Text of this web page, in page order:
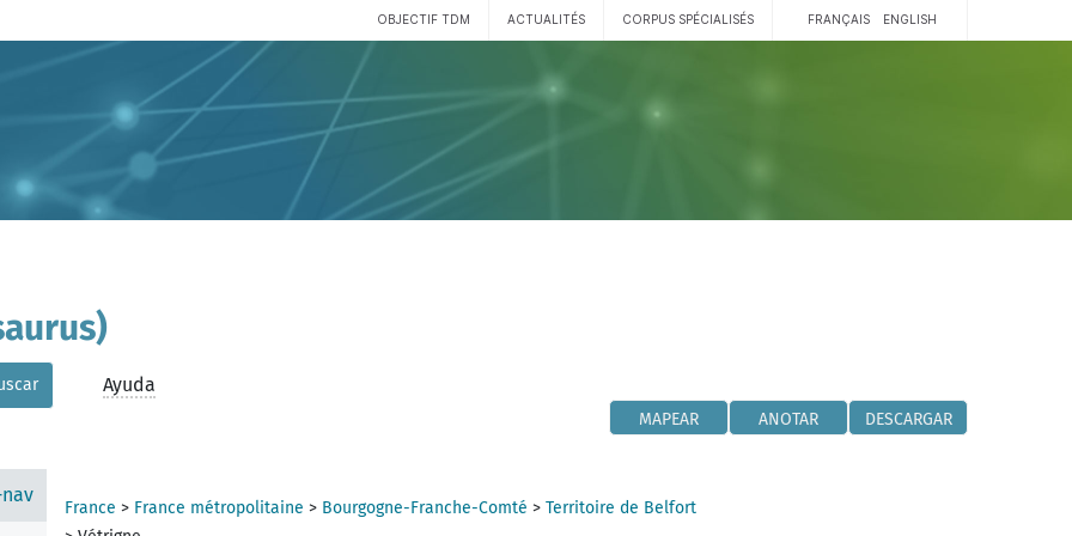
OBJECTIF TDM ACTUALITÉS CORPUS SPÉCIALISÉS FRANÇAIS ENGLISH
Ayuda
MAPEAR ANOTAR DESCARGAR
France > France métropolitaine > Bourgogne-Franche-Comté > Territoire de Belfort